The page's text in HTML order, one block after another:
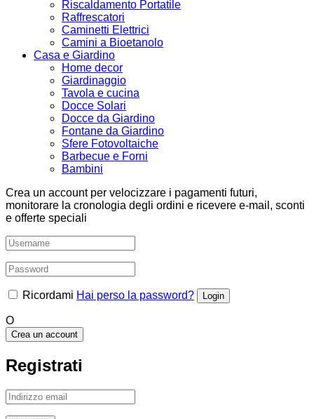
Riscaldamento Portatile
Raffrescatori
Caminetti Elettrici
Camini a Bioetanolo
Casa e Giardino
Home decor
Giardinaggio
Tavola e cucina
Docce Solari
Docce da Giardino
Fontane da Giardino
Sfere Fotovoltaiche
Barbecue e Forni
Bambini
Crea un account per velocizzare i pagamenti futuri,
monitorare la cronologia degli ordini e ricevere e-mail, sconti
e offerte speciali
Ricordami Hai perso la password?
O
Crea un account
Registrati